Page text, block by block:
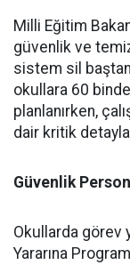
Milli Eğitim
güvenlik ve
sistem sil
okullara 60
planlanırken,
dair kritik
Güvenlik
Okullarda görev
Yararına